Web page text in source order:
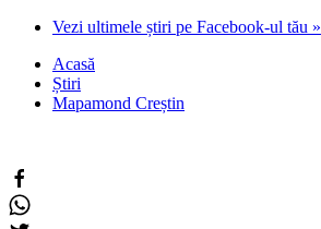
Vezi ultimele știri pe Facebook-ul tău »
Acasă
Știri
Mapamond Creștin